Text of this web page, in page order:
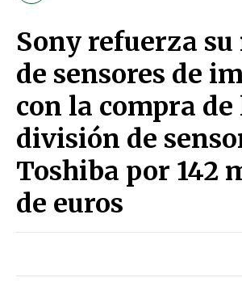
Sony refuerza su
de sensores de
con la compra de
división de
Toshiba por 142
de euros